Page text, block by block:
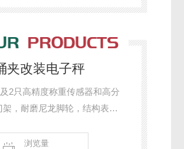
夹改装电子秤
2只高精度称重传感器和高分
，耐磨尼龙脚轮，结构表面
车、堆垛。手动液压油桶搬运
浏览量